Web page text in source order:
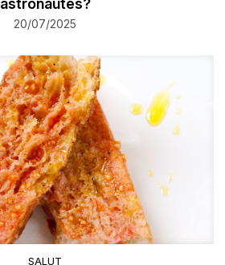
astronautes?
20/07/2025
SALUT